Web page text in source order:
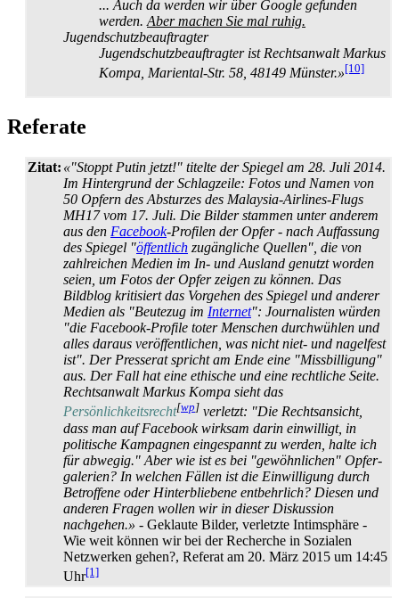
... Auch da werden wir über Google gefunden
werden. Aber machen Sie mal ruhig.
Jugendschutzbeauftragter
Jugendschutzbeauftragter ist Rechtsanwalt Markus
Kompa, Mariental-Str. 58, 48149 Münster.»[10]
Referate
Zitat: «"Stoppt Putin jetzt!" titelte der Spiegel am 28. Juli 2014.
Im Hintergrund der Schlagzeile: Fotos und Namen von
50 Opfern des Absturzes des Malaysia-Airlines-Flugs
MH17 vom 17. Juli. Die Bilder stammen unter anderem
aus den Facebook-Profilen der Opfer - nach Auffassung
des Spiegel "öffentlich zugängliche Quellen", die von
zahlreichen Medien im In- und Ausland genutzt worden
seien, um Fotos der Opfer zeigen zu können. Das
Bildblog kritisiert das Vorgehen des Spiegel und anderer
Medien als "Beutezug im Internet": Journalisten würden
"die Facebook-Profile toter Menschen durchwühlen und
alles daraus veröffentlichen, was nicht niet- und nagelfest
ist". Der Presserat spricht am Ende eine "Missbilligung"
aus. Der Fall hat eine ethische und eine rechtliche Seite.
Rechtsanwalt Markus Kompa sieht das
Persönlichkeitsrecht[wp] verletzt: "Die Rechtsansicht,
dass man auf Facebook wirksam darin einwilligt, in
politische Kampagnen eingespannt zu werden, halte ich
für abwegig." Aber wie ist es bei "gewöhnlichen" Opfer­
galerien? In welchen Fällen ist die Einwilligung durch
Betroffene oder Hinter­bliebene entbehrlich? Diesen und
anderen Fragen wollen wir in dieser Diskussion
nachgehen.» - Geklaute Bilder, verletzte Intimsphäre -
Wie weit können wir bei der Recherche in Sozialen
Netzwerken gehen?, Referat am 20. März 2015 um 14:45
Uhr[1]